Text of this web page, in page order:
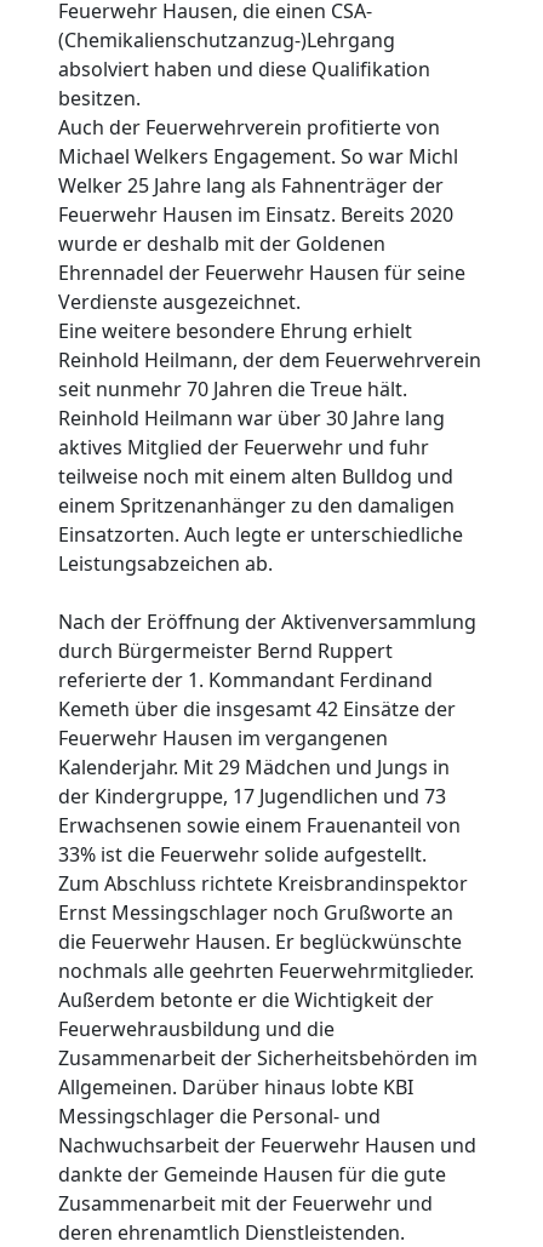
Feuerwehr Hausen, die einen CSA-
(Chemikalienschutzanzug-)Lehrgang
absolviert haben und diese Qualifikation
besitzen.
Auch der Feuerwehrverein profitierte von
Michael Welkers Engagement. So war Michl
Welker 25 Jahre lang als Fahnenträger der
Feuerwehr Hausen im Einsatz. Bereits 2020
wurde er deshalb mit der Goldenen
Ehrennadel der Feuerwehr Hausen für seine
Verdienste ausgezeichnet.
Eine weitere besondere Ehrung erhielt
Reinhold Heilmann, der dem Feuerwehrverein
seit nunmehr 70 Jahren die Treue hält.
Reinhold Heilmann war über 30 Jahre lang
aktives Mitglied der Feuerwehr und fuhr
teilweise noch mit einem alten Bulldog und
einem Spritzenanhänger zu den damaligen
Einsatzorten. Auch legte er unterschiedliche
Leistungsabzeichen ab.
Nach der Eröffnung der Aktivenversammlung
durch Bürgermeister Bernd Ruppert
referierte der 1. Kommandant Ferdinand
Kemeth über die insgesamt 42 Einsätze der
Feuerwehr Hausen im vergangenen
Kalenderjahr. Mit 29 Mädchen und Jungs in
der Kindergruppe, 17 Jugendlichen und 73
Erwachsenen sowie einem Frauenanteil von
33% ist die Feuerwehr solide aufgestellt.
Zum Abschluss richtete Kreisbrandinspektor
Ernst Messingschlager noch Grußworte an
die Feuerwehr Hausen. Er beglückwünschte
nochmals alle geehrten Feuerwehrmitglieder.
Außerdem betonte er die Wichtigkeit der
Feuerwehrausbildung und die
Zusammenarbeit der Sicherheitsbehörden im
Allgemeinen. Darüber hinaus lobte KBI
Messingschlager die Personal- und
Nachwuchsarbeit der Feuerwehr Hausen und
dankte der Gemeinde Hausen für die gute
Zusammenarbeit mit der Feuerwehr und
deren ehrenamtlich Dienstleistenden.